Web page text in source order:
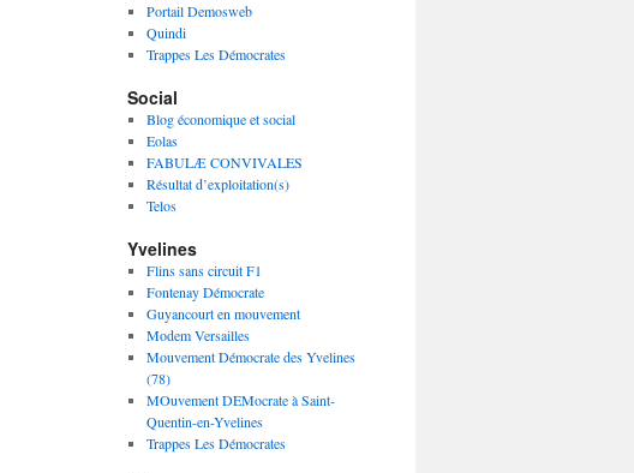
Portail Demosweb
Quindi
Trappes Les Démocrates
Social
Blog économique et social
Eolas
FABULÆ CONVIVALES
Résultat d’exploitation(s)
Telos
Yvelines
Flins sans circuit F1
Fontenay Démocrate
Guyancourt en mouvement
Modem Versailles
Mouvement Démocrate des Yvelines
(78)
MOuvement DEMocrate à Saint-
Quentin-en-Yvelines
Trappes Les Démocrates